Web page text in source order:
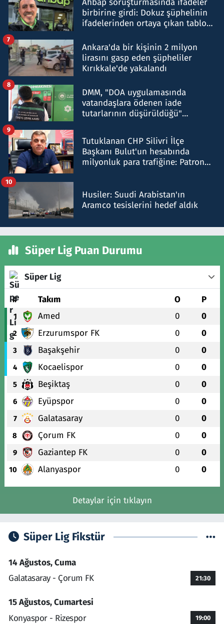
birbirine girdi: Dokuz şüphelinin
ifadelerinden ortaya çıkan tablo
Ankara'da bir kişinin 2 milyon
lirasını gasp eden şüpheliler
Kırıkkale'de yakalandı
7
DMM, "DOA uygulamasında
vatandaşlara ödenen iade
tutarlarının düşürüldüğü"
8
Tutuklanan CHP Silivri İlçe
Başkanı Bulut'un hesabında
milyonluk para trafiğine: Patron
9
Husiler: Suudi Arabistan'ın
Aramco tesislerini hedef aldık
10
Süper Lig Puan Durumu
Süper Lig
# Takım O P
1 Amed 0 0
2 Erzurumspor FK 0 0
3 Başakşehir 0 0
4 Kocaelispor 0 0
5 Beşiktaş 0 0
6 Eyüpspor 0 0
7 Galatasaray 0 0
8 Çorum FK 0 0
9 Gaziantep FK 0 0
10 Alanyaspor 0 0
Detaylar için tıklayın
Süper Lig Fikstür
14 Ağustos, Cuma
Galatasaray - Çorum FK
21:30
15 Ağustos, Cumartesi
Konyaspor - Rizespor
19:00